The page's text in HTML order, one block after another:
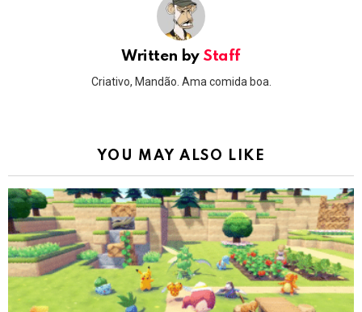
Written by Staff
Criativo, Mandão. Ama comida boa.
YOU MAY ALSO LIKE